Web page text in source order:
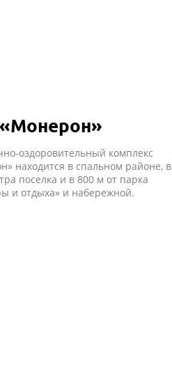
оздоровительный комплекс
находится в спальном районе,
поселка и в 800 м от парка
и отдыха» и набережной.